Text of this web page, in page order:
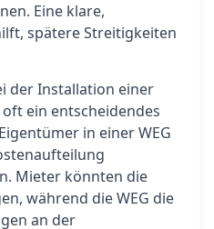
Eine klare,
spätere Streitigkeiten
der Installation einer
ein entscheidendes
in einer WEG
Mieter könnten die
während die WEG die
an der